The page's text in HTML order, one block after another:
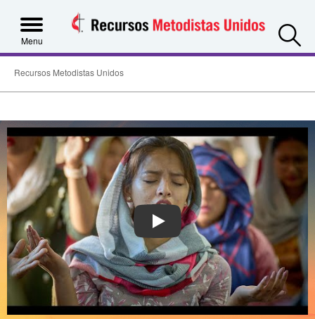
Menu
Recursos Metodistas Unidos
PLAY